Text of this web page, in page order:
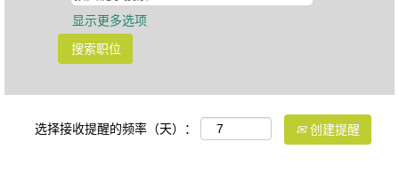
显示更多选项
选择接收提醒的频率（天）： 创建提醒